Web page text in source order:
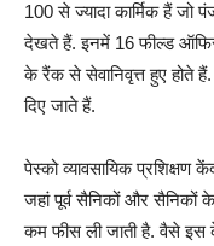
100 से ज्यादा कार्मिक हैं जो
देखते हैं. इनमें 16 फील्ड
के रैंक से सेवानिवृत्त हुए होते
दिए जाते हैं.
पेस्को व्यावसायिक
जहां पूर्व सैनिकों और सैनिकों
कम फीस ली जाती है. वैसे इस